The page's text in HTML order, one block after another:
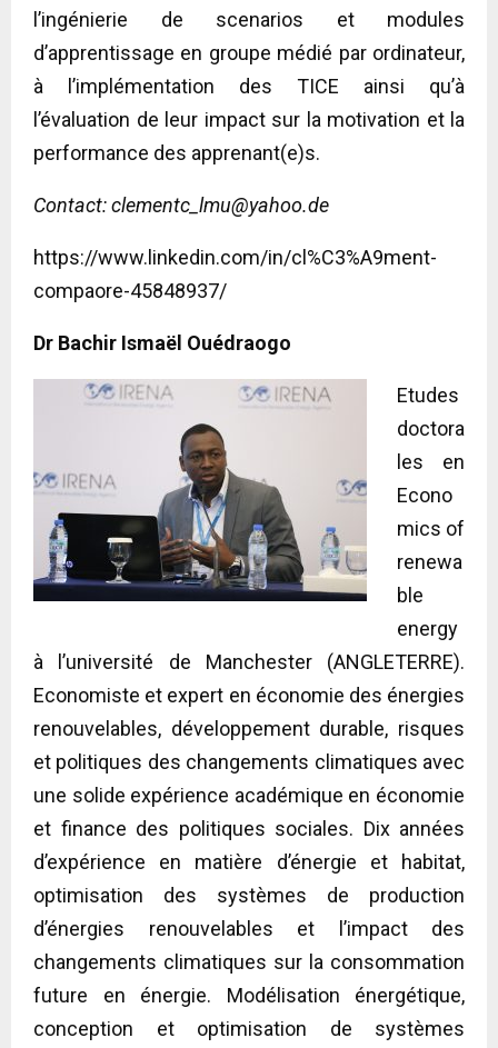
l’ingénierie de scenarios et modules
d’apprentissage en groupe médié par ordinateur,
à l’implémentation des TICE ainsi qu’à
l’évaluation de leur impact sur la motivation et la
performance des apprenant(e)s.
Contact:clementc_lmu@yahoo.de
https://www.linkedin.com/in/cl%C3%A9ment-
compaore-45848937/
Dr Bachir Ismaël Ouédraogo
Etudes
doctora
les en
Econo
mics of
renewa
ble
energy
à l’université de Manchester (ANGLETERRE).
Economiste et expert en économie des énergies
renouvelables, développement durable, risques
et politiques des changements climatiques avec
une solide expérience académique en économie
et finance des politiques sociales. Dix années
d’expérience en matière d’énergie et habitat,
optimisation des systèmes de production
d’énergies renouvelables et l’impact des
changements climatiques sur la consommation
future en énergie. Modélisation énergétique,
conception et optimisation de systèmes